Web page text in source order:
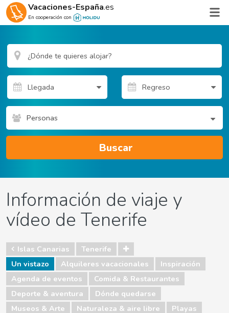
Vacaciones-España.es
En cooperación con
Personas
Buscar
Información de viaje y
vídeo de Tenerife
Islas Canarias
Tenerife
Un vistazo
Alquileres vacacionales
Inspiración
Agenda de eventos
Comida & Restaurantes
Deporte & aventura
Dónde quedarse
Museos & Arte
Naturaleza & aire libre
Playas